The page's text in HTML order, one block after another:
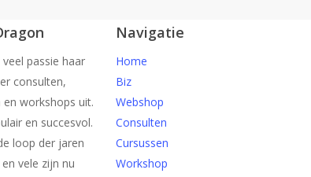
passie haar
consulten,
en workshops uit.
en succesvol.
loop der jaren
vele zijn nu
Navigatie
Home
Biz
Webshop
Consulten
Cursussen
Workshop